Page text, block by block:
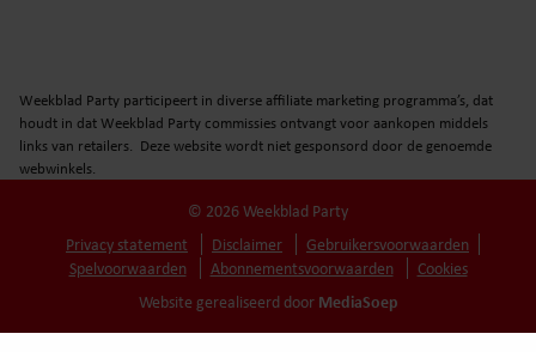
Weekblad Party participeert in diverse affiliate marketing programma’s, dat
houdt in dat Weekblad Party commissies ontvangt voor aankopen middels
links van retailers. Deze website wordt niet gesponsord door de genoemde
webwinkels.
© 2026 Weekblad Party
Privacy statement
Disclaimer
Gebruikersvoorwaarden
Spelvoorwaarden
Abonnementsvoorwaarden
Cookies
Website gerealiseerd door MediaSoep